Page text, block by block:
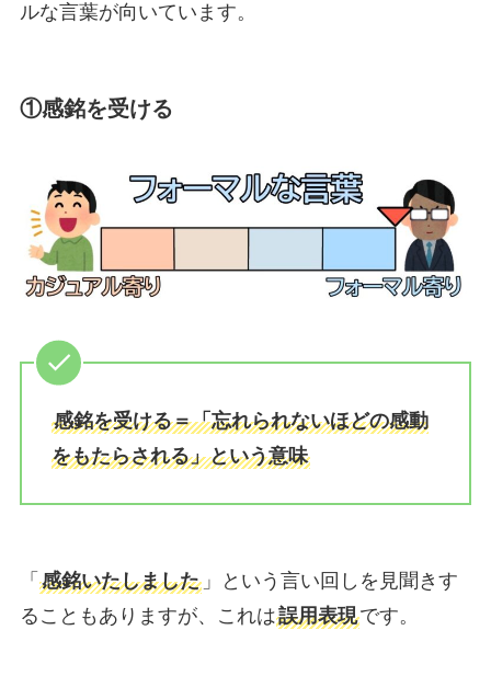
ルな言葉が向いています。
①感銘を受ける
感銘を受ける＝「忘れられないほどの感動
をもたらされる」という意味
「 感銘いたしました」という言い回しを見聞きす
ることもありますが、これは誤用表現です。